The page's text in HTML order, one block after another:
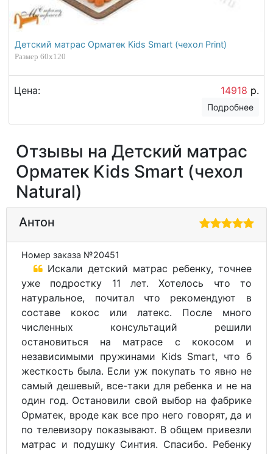
Детский матрас Орматек Kids Smart (чехол Print)
Размер 60х120
Цена: 14918 р.
Подробнее
Отзывы на Детский матрас
Орматек Kids Smart (чехол
Natural)
Антон
Номер заказа №20451
Искали детский матрас ребенку, точнее
уже подростку 11 лет. Хотелось что то
натуральное, почитал что рекомендуют в
составе кокос или латекс. После много
численных консультаций решили
остановиться на матрасе с кокосом и
независимыми пружинами Kids Smart, что б
жесткость была. Если уж покупать то явно не
самый дешевый, все-таки для ребенка и не на
один год. Остановили свой выбор на фабрике
Орматек, вроде как все про него говорят, да и
по телевизору показывают. В общем привезли
матрас и подушку Синтия. Спасибо. Ребенку